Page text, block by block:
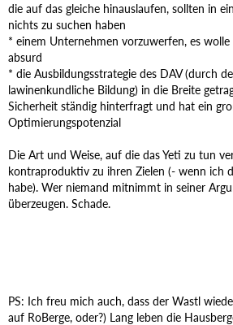
die auf das gleiche hinauslaufen, sollten in
nichts zu suchen haben
* einem Unternehmen vorzuwerfen, es
absurd
* die Ausbildungsstrategie des DAV (durch
lawinenkundliche Bildung) in die Breite
Sicherheit ständig hinterfragt und hat ein
Optimierungspotenzial
Die Art und Weise, auf die das Yeti zu tun
kontraproduktiv zu ihren Zielen (- wenn ich
habe). Wer niemand mitnimmt in seiner
überzeugen. Schade.
PS: Ich freu mich auch, dass der Wastl
auf RoBerge, oder?) Lang leben die